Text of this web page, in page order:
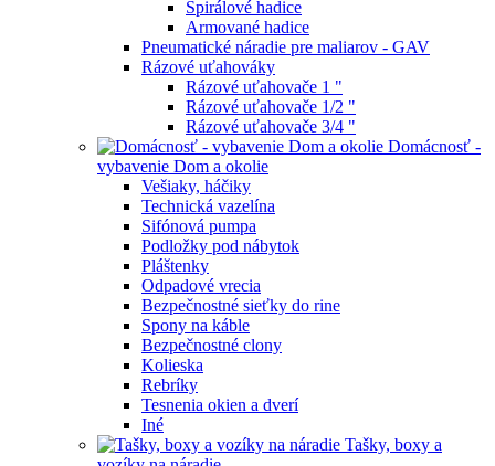
Špirálové hadice
Armované hadice
Pneumatické náradie pre maliarov - GAV
Rázové uťahováky
Rázové uťahovače 1 "
Rázové uťahovače 1/2 "
Rázové uťahovače 3/4 "
Domácnosť -
vybavenie Dom a okolie
Vešiaky, háčiky
Technická vazelína
Sifónová pumpa
Podložky pod nábytok
Pláštenky
Odpadové vrecia
Bezpečnostné sieťky do rine
Spony na káble
Bezpečnostné clony
Kolieska
Rebríky
Tesnenia okien a dverí
Iné
Tašky, boxy a